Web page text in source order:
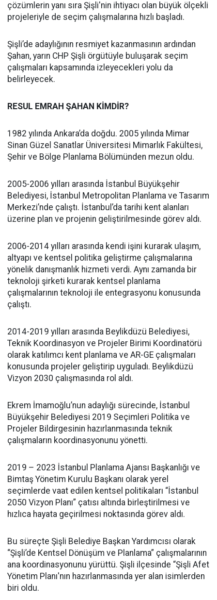
çözümlerin yanı sıra Şişli'nin ihtiyacı olan büyük ölçekli
projeleriyle de seçim çalışmalarına hızlı başladı.
Şişli’de adaylığının resmiyet kazanmasının ardından
Şahan, yarın CHP Şişli örgütüyle buluşarak seçim
çalışmaları kapsamında izleyecekleri yolu da
belirleyecek.
RESUL EMRAH ŞAHAN KİMDİR?
1982 yılında Ankara’da doğdu. 2005 yılında Mimar
Sinan Güzel Sanatlar Üniversitesi Mimarlık Fakültesi,
Şehir ve Bölge Planlama Bölümünden mezun oldu.
2005-2006 yılları arasında İstanbul Büyükşehir
Belediyesi, İstanbul Metropolitan Planlama ve Tasarım
Merkezi’nde çalıştı. İstanbul’da tarihi kent alanları
üzerine plan ve projenin geliştirilmesinde görev aldı.
2006-2014 yılları arasında kendi işini kurarak ulaşım,
altyapı ve kentsel politika geliştirme çalışmalarına
yönelik danışmanlık hizmeti verdi. Aynı zamanda bir
teknoloji şirketi kurarak kentsel planlama
çalışmalarının teknoloji ile entegrasyonu konusunda
çalıştı.
2014-2019 yılları arasında Beylikdüzü Belediyesi,
Teknik Koordinasyon ve Projeler Birimi Koordinatörü
olarak katılımcı kent planlama ve AR-GE çalışmaları
konusunda projeler geliştirip uyguladı. Beylikdüzü
Vizyon 2030 çalışmasında rol aldı.
Ekrem İmamoğlu’nun adaylığı sürecinde, İstanbul
Büyükşehir Belediyesi 2019 Seçimleri Politika ve
Projeler Bildirgesinin hazırlanmasında teknik
çalışmaların koordinasyonunu yönetti.
2019 – 2023 İstanbul Planlama Ajansı Başkanlığı ve
Bimtaş Yönetim Kurulu Başkanı olarak yerel
seçimlerde vaat edilen kentsel politikaları “İstanbul
2050 Vizyon Planı” çatısı altında birleştirilmesi ve
hızlıca hayata geçirilmesi noktasında görev aldı.
Bu süreçte Şişli Belediye Başkan Yardımcısı olarak
“Şişli’de Kentsel Dönüşüm ve Planlama” çalışmalarının
ana koordinasyonunu yürüttü. Şişli ilçesinde “Şişli Afet
Yönetim Planı'nın hazırlanmasında yer alan isimlerden
biri oldu.